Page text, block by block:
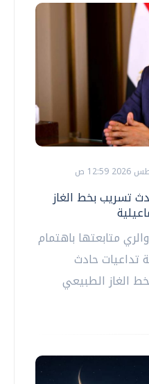
تسريب بخط الغاز
متابعتها باهتمام
تداعيات حادث
الغاز الطبيعي